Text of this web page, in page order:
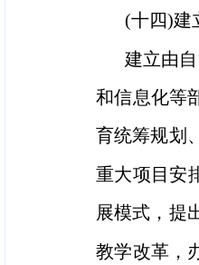
(十四)建
建立由
和信息化等
育统筹规划
重大项目安
展模式，提
教学改革，